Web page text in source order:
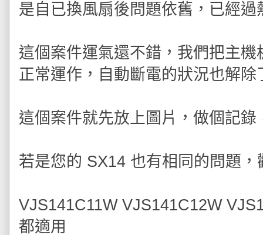
是自已換風扇後問題依舊，已經
這個案件運氣還不錯，我們把主
正常運作，自動斷電的狀況也解除
這個案件就先放上圖片，做個記
若是您的 SX14 也有相同的問題
VJS141C11W VJS141C12W
都適用